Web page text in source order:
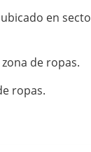
en
de ropas.
ropas.